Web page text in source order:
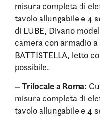
misura completa di
tavolo allungabile e 4
di LUBE, Divano
camera con armadio
BATTISTELLA, letto
possibile.
– Trilocale a Roma:
misura completa di
tavolo allungabile e 4